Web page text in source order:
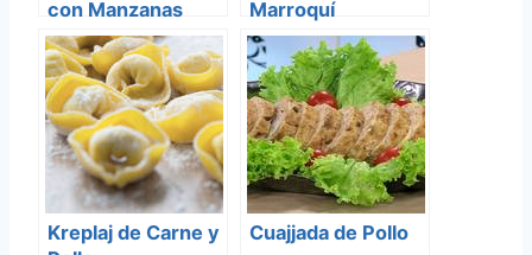
con Manzanas
Marroquí
Kreplaj de Carne y
Cuajjada de Pollo